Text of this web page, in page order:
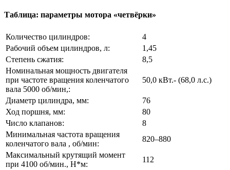
Таблица: параметры мотора «четвёрки»
Количество цилиндров:
4
Рабочий объем цилиндров, л:
1,45
Степень сжатия:
8,5
Номинальная мощность двигателя
при частоте вращения коленчатого
вала 5000 об/мин,:
50,0 кВт.- (68,0 л.с.)
Диаметр цилиндра, мм:
76
Ход поршня, мм:
80
Число клапанов:
8
Минимальная частота вращения
коленчатого вала , об/мин:
820–880
Максимальный крутящий момент
при 4100 об/мин., Н*м:
112